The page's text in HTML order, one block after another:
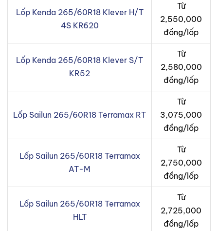
Lốp Kenda 265/60R18 Klever H/T
4S KR620
Từ
2,550,000
đồng/lốp
Lốp Kenda 265/60R18 Klever S/T
KR52
Từ
2,580,000
đồng/lốp
Lốp Sailun 265/60R18 Terramax RT
Từ
3,075,000
đồng/lốp
Lốp Sailun 265/60R18 Terramax
AT-M
Từ
2,750,000
đồng/lốp
Lốp Sailun 265/60R18 Terramax
HLT
Từ
2,725,000
đồng/lốp